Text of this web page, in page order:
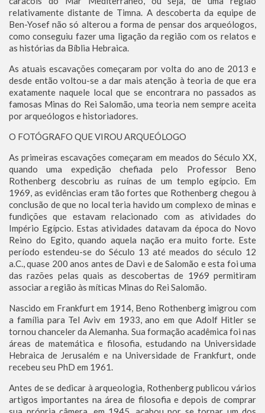
relativamente distante de Timna. A descoberta da equipe de
Ben-Yosef não só alterou a forma de pensar dos arqueólogos,
como conseguiu fazer uma ligação da região com os relatos e
as histórias da Bíblia Hebraica.
As atuais escavações começaram por volta do ano de 2013 e
desde então voltou-se a dar mais atenção à teoria de que era
exatamente naquele local que se encontrara no passados as
famosas Minas do Rei Salomão, uma teoria nem sempre aceita
por arqueólogos e historiadores.
O FOTÓGRAFO QUE VIROU ARQUEÓLOGO
As primeiras escavações começaram em meados do Século XX,
quando uma expedição chefiada pelo Professor Beno
Rothenberg descobriu as ruínas de um templo egípcio. Em
1969, as evidências eram tão fortes que Rothenberg chegou à
conclusão de que no local teria havido um complexo de minas e
fundições que estavam relacionado com as atividades do
Império Egípcio. Estas atividades datavam da época do Novo
Reino do Egito, quando aquela nação era muito forte. Este
período estendeu-se do Século 13 até meados do século 12
a.C., quase 200 anos antes de Davi e de Salomão e esta foi uma
das razões pelas quais as descobertas de 1969 permitiram
associar a região às míticas Minas do Rei Salomão.
Nascido em Frankfurt em 1914, Beno Rothenberg imigrou com
a família para Tel Aviv em 1933, ano em que Adolf Hitler se
tornou chanceler da Alemanha. Sua formação acadêmica foi nas
áreas de matemática e filosofia, estudando na Universidade
Hebraica de Jerusalém e na Universidade de Frankfurt, onde
recebeu seu PhD em 1961.
Antes de se dedicar à arqueologia, Rothenberg publicou vários
artigos importantes na área de filosofia e depois de comprar